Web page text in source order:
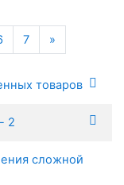
7 »
товаров
2
сложной